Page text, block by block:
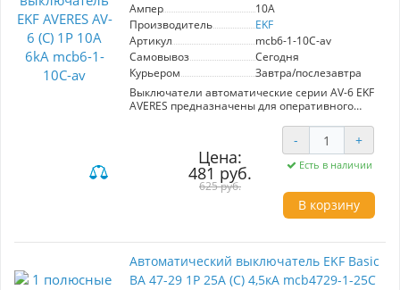
Ампер
10A
Производитель
EKF
Артикул
mcb6-1-10C-av
Самовывоз
Сегодня
Курьером
Завтра/послезавтра
Выключатели автоматические серии AV-6 EKF
AVERES предназначены для оперативного
также для защиты от токов перегрузки и
короткого замыкания в административных,
промышленных и жилых зданиях.
Номинальная отключающая способность (Icn)
составляет 6 кА. Полный набор аксессуаров
для расширения функций. Гарантийные
Цена:
481 руб.
625 руб.
- +
Есть в наличии
В корзину
Автоматический выключатель EKF Basic
ВА 47-29 1P 25А (С) 4,5кА mcb4729-1-25C